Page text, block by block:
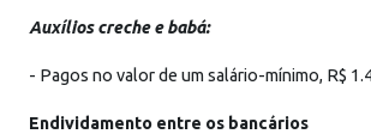
Auxílios creche e babá:
- Pagos no valor de um salário-mínimo, R$
Endividamento entre os bancários